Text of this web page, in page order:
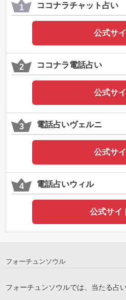
ココナラチャット占い
公式サ
ココナラ電話占い
公式サ
電話占いヴェルニ
公式サ
電話占いウィル
公式サイ
フォーチュンソウル
フォーチュンソウルでは、当たる占